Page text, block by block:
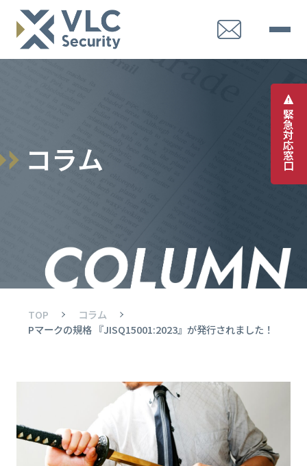
緊
急
対
応
窓
口
コラム
TOP
コラム
Pマークの規格 『JISQ15001:2023』が発行されました！